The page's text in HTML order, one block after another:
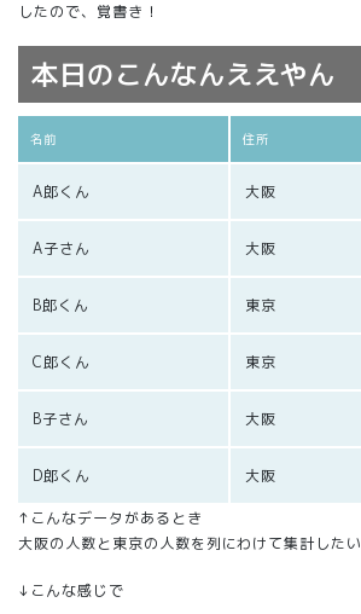
したので、覚書き！
本日のこんなんええやん
名前 住所
A郎くん 大阪
A子さん 大阪
B郎くん 東京
C郎くん 東京
B子さん 大阪
D郎くん 大阪
↑こんなデータがあるとき
大阪の人数と東京の人数を列にわけて集計したい
↓こんな感じで